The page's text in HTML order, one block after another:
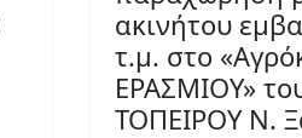
ακινήτου
τ.μ. στο
ΕΡΑΣΜΙΟΥ»
ΤΟΠΕΙΡΟΥ Ν.